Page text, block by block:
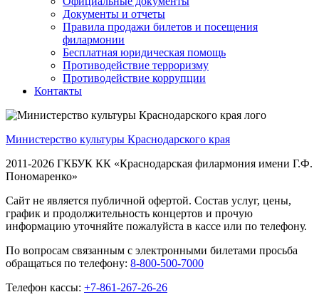
Документы и отчеты
Правила продажи билетов и посещения
филармонии
Бесплатная юридическая помощь
Противодействие терроризму
Противодействие коррупции
Контакты
Министерство культуры Краснодарского края
2011-2026 ГКБУК КК «Краснодарская филармония имени Г.Ф.
Пономаренко»
Сайт не является публичной офертой. Состав услуг, цены,
график и продолжительность концертов и прочую
информацию уточняйте пожалуйста в кассе или по телефону.
По вопросам связанным с электронными билетами просьба
обращаться по телефону: 8-800-500-7000
Телефон кассы: +7-861-267-26-26